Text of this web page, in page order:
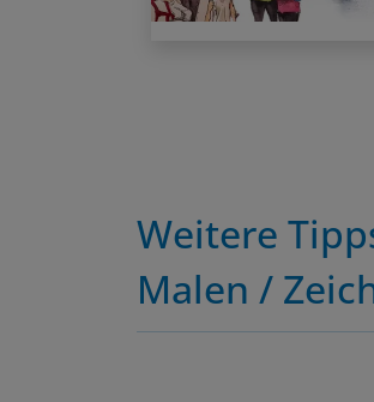
Weitere
Malen /